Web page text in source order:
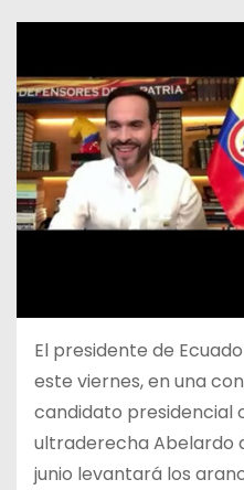
El presidente de
este viernes, en una
candidato presidencial
ultraderecha Abelardo
junio levantará los